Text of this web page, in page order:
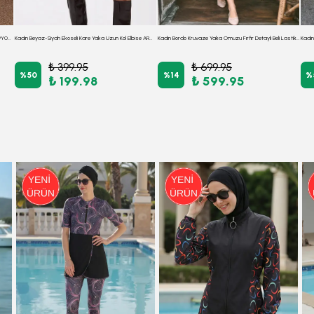
%50
₺ 399.95
₺ 199.98 %14
₺ 699.95
₺ 599.95 %